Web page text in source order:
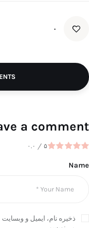
۰
a comment
۰.۰ / ۵
Name
ذخیره نام، ایمیل و